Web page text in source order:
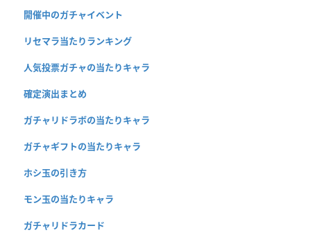
開催中のガチャイベント
リセマラ当たりランキング
人気投票ガチャの当たりキャラ
確定演出まとめ
ガチャリドラボの当たりキャラ
ガチャギフトの当たりキャラ
ホシ玉の引き方
モン玉の当たりキャラ
ガチャリドラカード